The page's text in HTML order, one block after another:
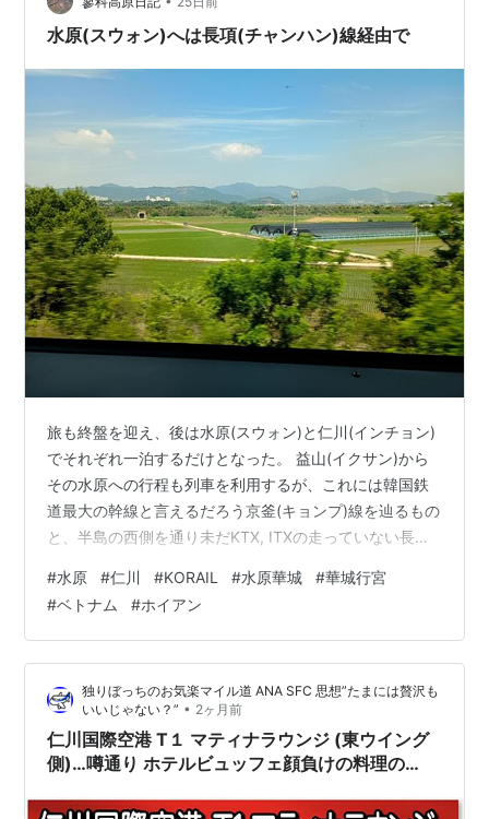
水原(スウォン)へは長項(チャンハン)線経由で
旅も終盤を迎え、後は水原(スウォン)と仁川(インチョン)
でそれぞれ一泊するだけとなった。 益山(イクサン)から
その水原への行程も列車を利用するが、これには韓国鉄
道最大の幹線と言えるだろう京釜(キョンプ)線を辿るもの
と、半島の西側を通り未だKTX, ITXの走っていない長項
者で、所要時間も短い。 しかし長項線を辿ってもかかる
のは三時間半弱、個人的には適当な長さだし、何となく
その車窓には古き良き韓国が映るような気がしたことか
ら、こちらを選択した。 韓国鉄道公社(KORAIL)のサイト
から予約する際、長項線経由の列車を選択すると、「他
の列車より時…
#水原 #仁川 #KORAIL #水原華城 #華城行宮
#ベトナム #ホイアン
独りぼっちのお気楽マイル道 ANA SFC 思想”たまには贅沢も
いいじゃない？” • 2ヶ月前
仁川国際空港 T１ マティナラウンジ (東ウイング
側)…噂通り ホテルビュッフェ顔負けの料理の
で。メニューが超豊富！